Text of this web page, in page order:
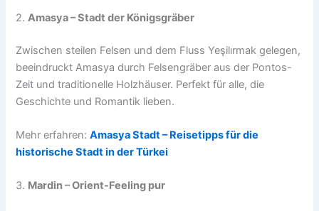
2.Amasya – Stadt der Königsgräber
Zwischen steilen Felsen und dem Fluss Yeşilırmak gelegen,
beeindruckt Amasya durch Felsengräber aus der Pontos-
Zeit und traditionelle Holzhäuser. Perfekt für alle, die
Geschichte und Romantik lieben.
Mehr erfahren:Amasya Stadt – Reisetipps für die
historische Stadt in der Türkei
3. Mardin – Orient-Feeling pur